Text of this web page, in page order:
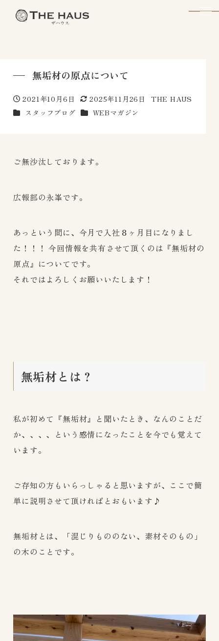
無垢材の原点について
投稿日
2021年10月6日
更新日
2025年11月26日
著
THE HAUS
カテゴリー
スタッフブログ カテゴリー
WEBマガジン
ご無沙汰しております。
広報部の永峯です。
あっという間に、今月で入社８ヶ月目になりまし
た！！！ 今回情報を共有させて頂くのは『無垢材の
原点』についてです。
それではよろしくお願いいたします！
無垢材とは？
私が初めて『無垢材』と聞いたとき、なんのことだ
か、、、、という感情になったことを今でも覚えて
います。
ご存知の方もいらっしゃると思いますが、ここで簡
単に説明させて頂ければとおもいます♪
無垢材とは、「混じりもののない、素材そのもの」
の木のことです。